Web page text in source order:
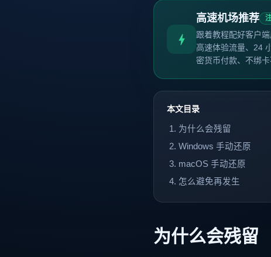
高速机场推荐
跟着教程配好客户
高速体验流量、24
密货币付款、不绑卡
本文目录
为什么会残留
Windows 手动还原
macOS 手动还原
怎么避免再发生
为什么会残留